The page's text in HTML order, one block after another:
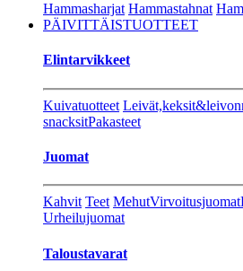
Hammasharjat Hammastahnat
PÄIVITTÄISTUOTTEET
Elintarvikkeet
Kuivatuotteet
snacksitPakasteet
Juomat
Kahvit Teet MehutVirvoitusjuomat
Urheilujuomat
Taloustavarat